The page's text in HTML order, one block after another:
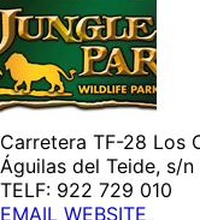
Carretera TF-28 Los
Águilas del Teide, s/
TELF: 922 729 010
EMAIL WEBSITE